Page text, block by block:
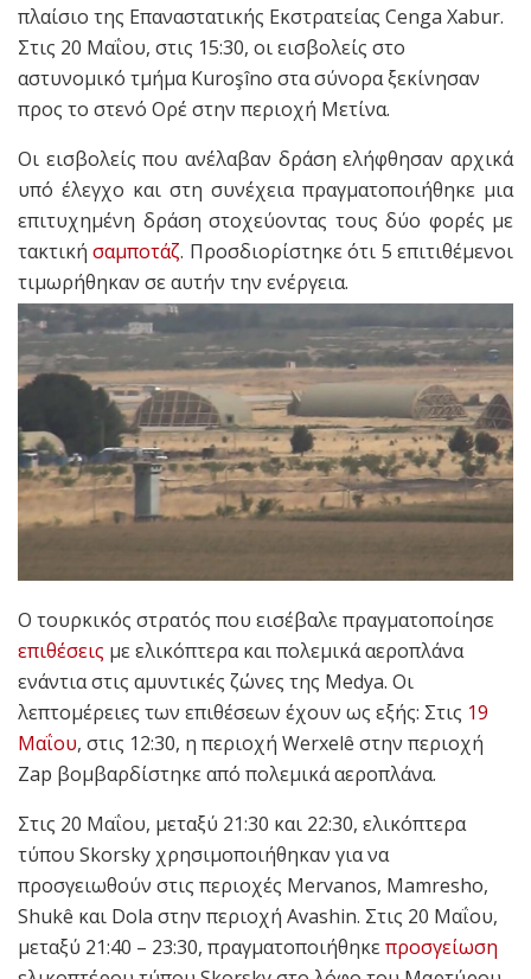
πλαίσιο της Επαναστατικής Εκστρατείας Cenga Xabur.
Στις 20 Μαΐου, στις 15:30, οι εισβολείς στο
αστυνομικό τμήμα Kuroşîno στα σύνορα ξεκίνησαν
προς το στενό Ορέ στην περιοχή Μετίνα.
Οι εισβολείς που ανέλαβαν δράση ελήφθησαν αρχικά
υπό έλεγχο και στη συνέχεια πραγματοποιήθηκε μια
επιτυχημένη δράση στοχεύοντας τους δύο φορές με
τακτικήσαμποτάζ. Προσδιορίστηκε ότι 5 επιτιθέμενοι
τιμωρήθηκαν σε αυτήν την ενέργεια.
Ο τουρκικός στρατός που εισέβαλε πραγματοποίησε
επιθέσεις με ελικόπτερα και πολεμικά αεροπλάνα
ενάντια στις αμυντικές ζώνες της Medya. Οι
λεπτομέρειες των επιθέσεων έχουν ως εξής: Στις 19
Μαΐου, στις 12:30, η περιοχή Werxelê στην περιοχή
Zap βομβαρδίστηκε από πολεμικά αεροπλάνα.
Στις 20 Μαΐου, μεταξύ 21:30 και 22:30, ελικόπτερα
τύπου Skorsky χρησιμοποιήθηκαν για να
προσγειωθούν στις περιοχές Mervanos, Mamresho,
Shukê και Dola στην περιοχή Avashin. Στις 20 Μαΐου,
μεταξύ 21:40 – 23:30, πραγματοποιήθηκεπροσγείωση